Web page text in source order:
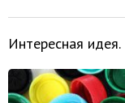
Интересная идея.